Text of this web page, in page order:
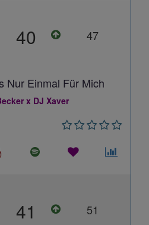
40 47
Nur Einmal Für Mich
x DJ Xaver
41 51